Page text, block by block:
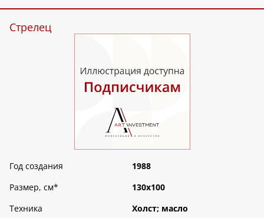
Стрелец
Год создания
1988
Размер, см*
130х100
Техника
Холст; масло